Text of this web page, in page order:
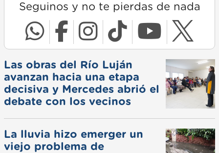
Seguinos y no te pierdas de nada
Las obras del Río Luján
avanzan hacia una etapa
decisiva y Mercedes abrió el
debate con los vecinos
La lluvia hizo emerger un
viejo problema de